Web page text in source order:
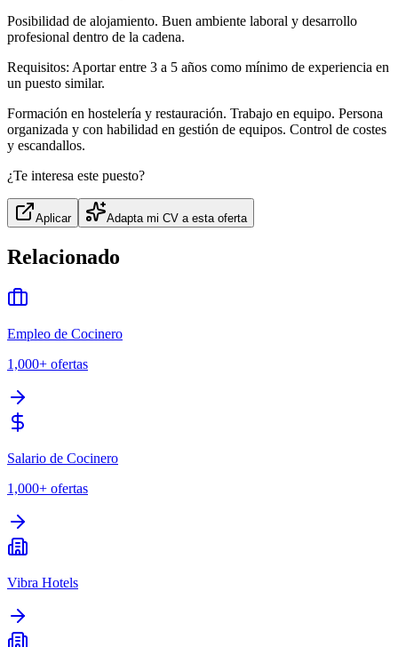
Posibilidad de alojamiento. Buen ambiente laboral y desarrollo
profesional dentro de la cadena.
Requisitos: Aportar entre 3 a 5 años como mínimo de experiencia en
un puesto similar.
Formación en hostelería y restauración. Trabajo en equipo. Persona
organizada y con habilidad en gestión de equipos. Control de costes
y escandallos.
¿Te interesa este puesto?
Aplicar Adapta mi CV a esta oferta
Relacionado
Empleo de Cocinero
1,000+ ofertas
Salario de Cocinero
1,000+ ofertas
Vibra Hotels